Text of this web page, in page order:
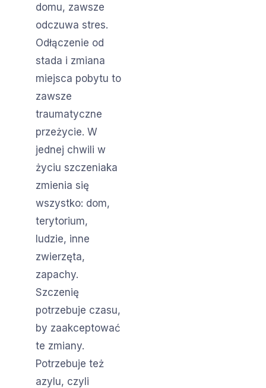
domu, zawsze
odczuwa stres.
Odłączenie od
stada i zmiana
miejsca pobytu to
zawsze
traumatyczne
przeżycie. W
jednej chwili w
życiu szczeniaka
zmienia się
wszystko: dom,
terytorium,
ludzie, inne
zwierzęta,
zapachy.
Szczenię
potrzebuje czasu,
by zaakceptować
te zmiany.
Potrzebuje też
azylu, czyli